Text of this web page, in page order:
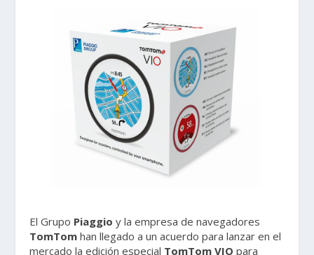
El Grupo Piaggio y la empresa de navegadores
TomTom han llegado a un acuerdo para lanzar en el
mercado la edición especial TomTom VIO para